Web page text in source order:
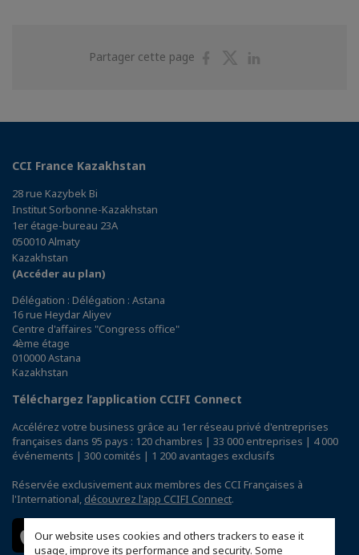
Our website uses cookies and others trackers to ease it
usage, improve its performance and security. Some
Partager cette page
PartagerPartager
CCI France Kazakhstan
28 rue Kazybek Bi
Institut Sorbonne-Kazakhstan
1er étage-bureau 23A
050010 Almaty
Kazakhstan
(Accéder au plan)
Délégation : Délégation : Astana
16 rue Heydar Aliyev
Centre d'affaires "Congress office"
4ème étage
010000 Astana
Kazakhstan
Téléchargez l’application CCIFI Connect
Accélérez votre business grâce au 1er réseau privé d'entreprises
françaises dans 95 pays : 120 chambres | 33 000 entreprises | 4 000
événements | 300 comités | 1 200 avantages exclusifs
Réservée exclusivement aux membres des CCI Françaises à
l'International, découvrez l'app CCIFI Connect.